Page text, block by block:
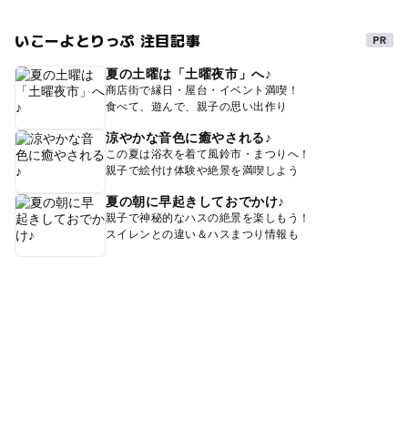
いこーよとりっぷ 注目記事
夏の土曜は「土曜夜市」へ♪
商店街で縁日・屋台・イベント満喫！
食べて、遊んで、親子の思い出作り
涼やかな音色に癒やされる♪
この夏は浴衣を着て風鈴市・まつりへ！
親子で絵付け体験や絶景を満喫しよう
夏の朝に早起きしておでかけ♪
親子で神秘的なハスの絶景を楽しもう！
スイレンとの違い＆ハスまつり情報も